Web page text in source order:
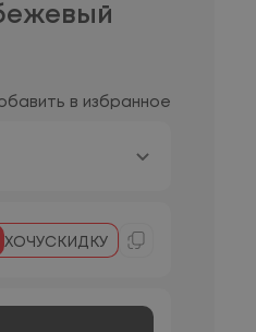
в избранное
ХОЧУСКИДКУ